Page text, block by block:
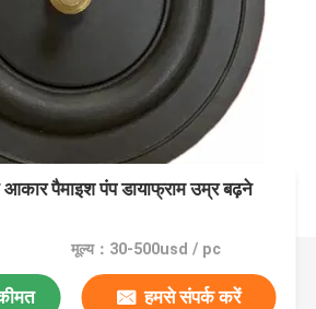
पैमाइश पंप डायाफ्राम उम्र बढ़ने
मूल्य：30-500usd / pc
हमसे संपर्क करें